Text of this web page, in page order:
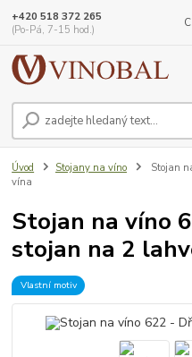
+420 518 372 265
(Po-Pá, 7-15 hod.)
Úvod Stojany na víno
Stojan
vína
Stojan na víno
stojan na 2
Vlastní motiv